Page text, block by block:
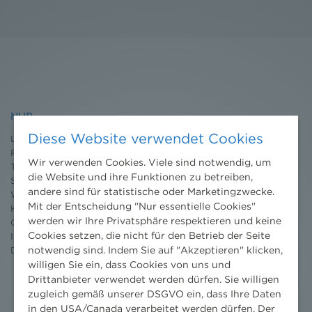
NHP
Leistungen
Projekte
Team
Standorte
Wissenschaft
Karriere
Ombudsstelle
Impressum
Datenschutzerklärung
Diese Website verwendet Cookies
Wir verwenden Cookies. Viele sind notwendig, um
die Website und ihre Funktionen zu betreiben,
andere sind für statistische oder Marketingzwecke.
Mit der Entscheidung "Nur essentielle Cookies"
werden wir Ihre Privatsphäre respektieren und keine
Cookies setzen, die nicht für den Betrieb der Seite
notwendig sind. Indem Sie auf "Akzeptieren" klicken,
willigen Sie ein, dass Cookies von uns und
Drittanbieter verwendet werden dürfen. Sie willigen
zugleich gemäß unserer DSGVO ein, dass Ihre Daten
in den USA/Canada verarbeitet werden dürfen. Der